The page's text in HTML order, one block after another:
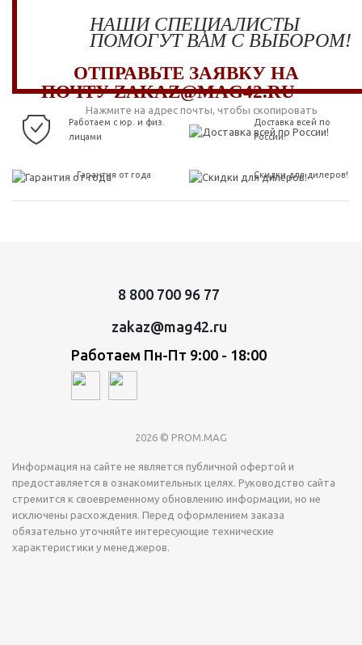
НАШИ СПЕЦИАЛИСТЫ
ПОМОГУТ ВАМ С ВЫБОРОМ!
ОТПРАВЬТЕ ЗАЯВКУ НА
ПОЧТУ ZAKAZ@MAG42.RU
Нажмите на адрес почты, чтобы скопировать
Работаем с юр. и физ.
лицами
Доставка всей по
России!
Гарантия от года Скидки для дилеров!
8 800 700 96 77
zakaz@mag42.ru
Работаем Пн-Пт 9:00 - 18:00
2026 © PROM.MAG
Информация на сайте не является публичной офертой и
предоставляется в ознакомительных целях. Руководство сайта
стремится к своевременному обновлению информации, но не
исключены расхождения. Перед оформлением заказа
обязательно уточняйте интересующие технические
характеристики у менеджеров.